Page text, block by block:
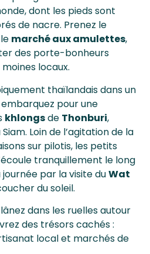
dont les pieds sont
de nacre. Prenez le
marché aux amulettes,
des porte-bonheurs
locaux.
thaïlandais dans un
pour une
khlongsde Thonburi,
Loin de l’agitation de la
sur pilotis, les petits
tranquillement le long
journée par la visite duWat
du soleil.
dans les ruelles autour
des trésors cachés :
local et marchés de